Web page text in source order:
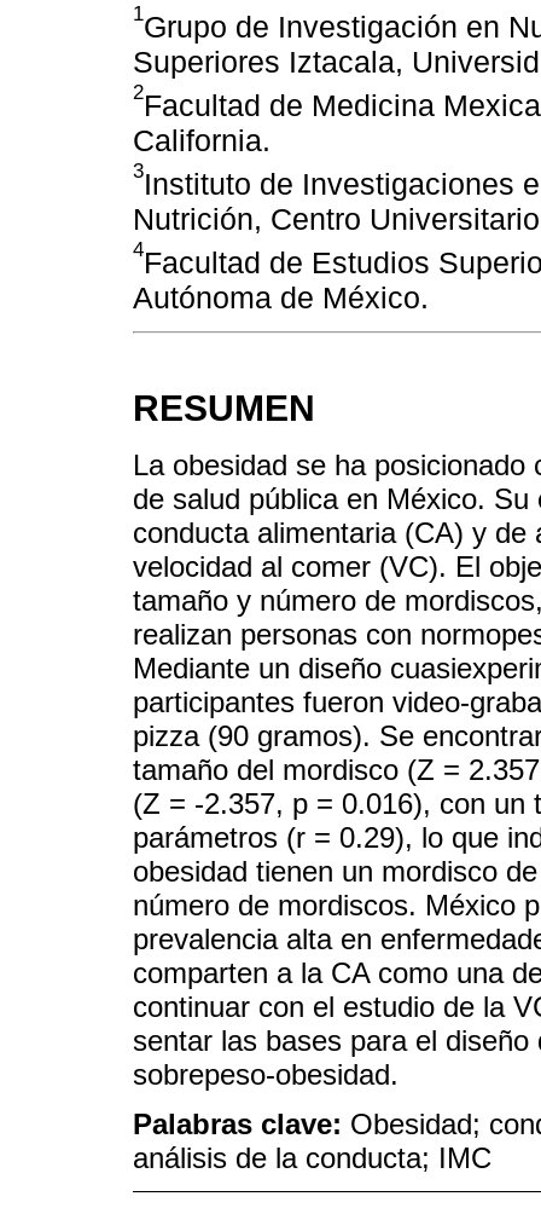
1Grupo de Investigación en
Superiores Iztacala,
2Facultad de Medicina
California.
3Instituto de Investigaciones
Nutrición, Centro
4Facultad de Estudios
Autónoma de México.
RESUMEN
La obesidad se ha
de salud pública en México.
conducta alimentaria (CA) y
velocidad al comer (VC). El
tamaño y número de
realizan personas con
Mediante un diseño
participantes fueron video-
pizza (90 gramos). Se
tamaño del mordisco (Z =
(Z = -2.357, p = 0.016), con un
parámetros (r = 0.29), lo que
obesidad tienen un mordisco
número de mordiscos. México
prevalencia alta en
comparten a la CA como una
continuar con el estudio de la
sentar las bases para el
sobrepeso-obesidad.
Palabras clave: Obesidad;
análisis de la conducta; IMC